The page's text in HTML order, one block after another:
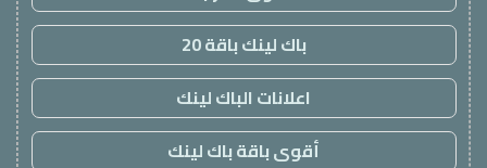
باك لينك باقة 20
اعلانات الباك لينك
أقوى باقة باك لينك